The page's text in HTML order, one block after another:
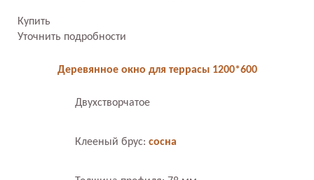
Купить
Уточнить подробности
Деревянное окно для террасы 1200*600
Двухстворчатое
Клееный брус: сосна